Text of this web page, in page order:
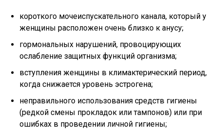
короткого мочеиспускательного канала, который у
женщины расположен очень близко к анусу;
гормональных нарушений, провоцирующих
ослабление защитных функций организма;
вступления женщины в климактерический период,
когда снижается уровень эстрогена;
неправильного использования средств гигиены
(редкой смены прокладок или тампонов) или при
ошибках в проведении личной гигиены;